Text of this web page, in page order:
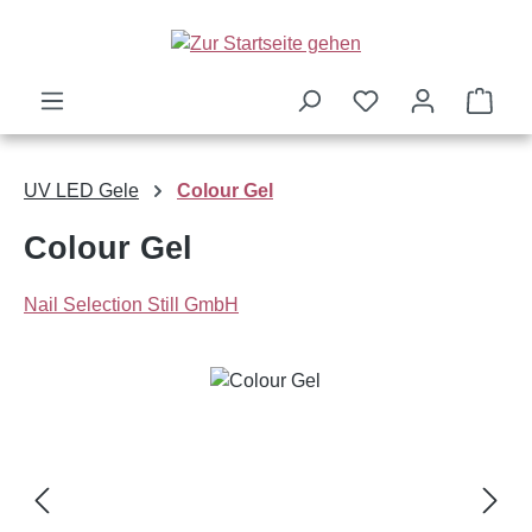
Zum Hauptinhalt springen
UV LED Gele Colour Gel
Colour Gel
Nail Selection Still GmbH
Bildergalerie überspringen